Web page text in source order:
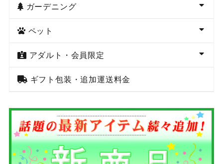
ガーデニング
ペット
アダルト・会員限定
ギフト包装・追加運送料金